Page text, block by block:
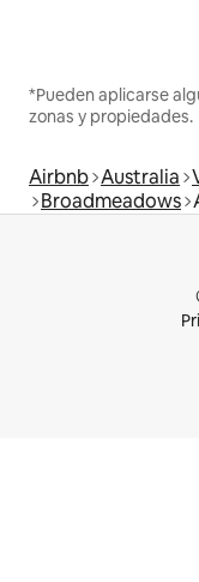
*Pueden aplicarse
zonas y propiedades.
Airbnb Australia
Broadmeadows